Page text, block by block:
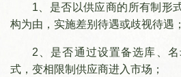
1、是否以供应商的所有制形
构为由，实施差别待遇或歧视待遇；
2、是否通过设置备选库、
式，变相限制供应商进入市场；